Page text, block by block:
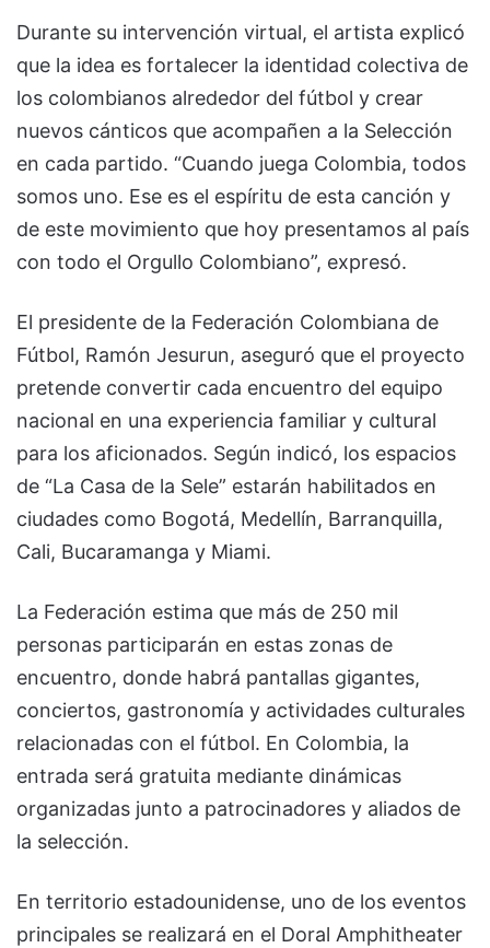
Durante su intervención virtual, el artista explicó
que la idea es fortalecer la identidad colectiva de
los colombianos alrededor del fútbol y crear
nuevos cánticos que acompañen a la Selección
en cada partido. “Cuando juega Colombia, todos
somos uno. Ese es el espíritu de esta canción y
de este movimiento que hoy presentamos al país
con todo el Orgullo Colombiano”, expresó.
El presidente de la Federación Colombiana de
Fútbol, Ramón Jesurun, aseguró que el proyecto
pretende convertir cada encuentro del equipo
nacional en una experiencia familiar y cultural
para los aficionados. Según indicó, los espacios
de “La Casa de la Sele” estarán habilitados en
ciudades como Bogotá, Medellín, Barranquilla,
Cali, Bucaramanga y Miami.
La Federación estima que más de 250 mil
personas participarán en estas zonas de
encuentro, donde habrá pantallas gigantes,
conciertos, gastronomía y actividades culturales
relacionadas con el fútbol. En Colombia, la
entrada será gratuita mediante dinámicas
organizadas junto a patrocinadores y aliados de
la selección.
En territorio estadounidense, uno de los eventos
principales se realizará en el Doral Amphitheater